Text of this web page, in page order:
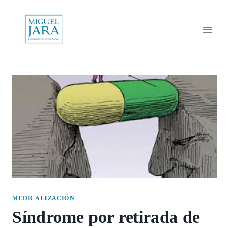
contenido
MEDICALIZACIÓN
Síndrome por retirada de